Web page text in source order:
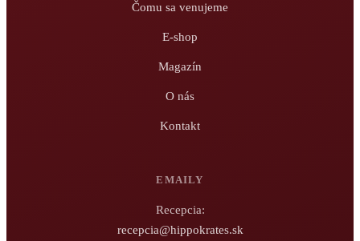
Čomu sa venujeme
E-shop
Magazín
O nás
Kontakt
EMAILY
Recepcia:
recepcia@hippokrates.sk